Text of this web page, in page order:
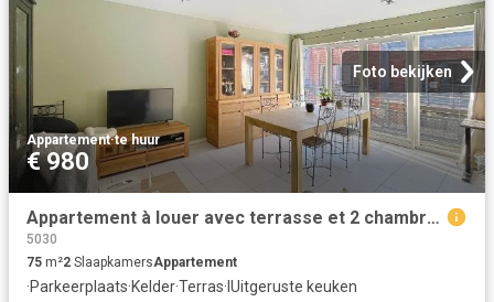
Foto bekijken
Appartement·te huur
€ 980
Appartement à louer avec terrasse et 2 chambres, Gembloux
5030
75 m²2 SlaapkamersAppartement
·Parkeerplaats·Kelder·Terras· IUitgeruste keuken